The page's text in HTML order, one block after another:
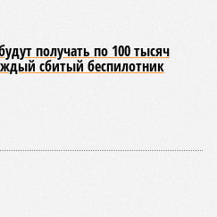
получать по 100 тысяч
сбитый беспилотник